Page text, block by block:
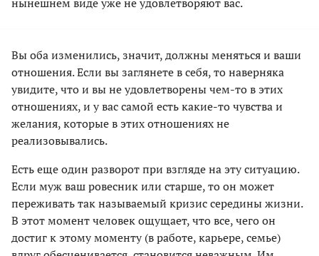
Вы оба изменились, значит, должны меняться и ваши
отношения. Если вы заглянете в себя, то наверняка
увидите, что и вы не удовлетворены чем-то в этих
отношениях, и у вас самой есть какие-то чувства и
желания, которые в этих отношениях не
реализовывались.
Есть еще один разворот при взгляде на эту ситуацию.
Если муж ваш ровесник или старше, то он может
переживать так называемый кризис середины жизни.
В этот момент человек ощущает, что все, чего он
достиг к этому моменту (в работе, карьере, семье)